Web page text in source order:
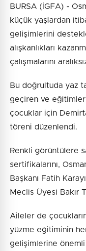
BURSA (İGFA) -
küçük yaşlardan
gelişimlerini
alışkanlıkları
çalışmalarını
Bu doğrultuda yaz
geçiren ve
çocuklar için
töreni düzenlendi.
Renkli görüntülere
sertifikalarını,
Başkanı Fatih
Meclis Üyesi Bakır
Aileler de
yüzme eğitiminin
gelişimlerine önemli